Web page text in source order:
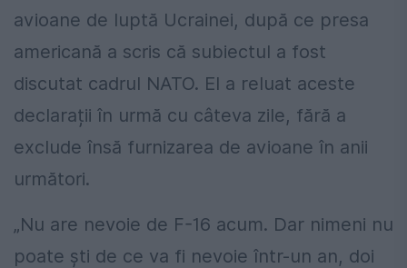
avioane de luptă Ucrainei, după ce presa
americană a scris că subiectul a fost
discutat cadrul NATO. El a reluat aceste
declarații în urmă cu câteva zile, fără a
exclude însă furnizarea de avioane în anii
următori.
„Nu are nevoie de F-16 acum. Dar nimeni nu
poate şti de ce va fi nevoie într-un an, doi